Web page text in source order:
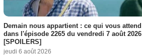
Demain nous appartient : ce qui vous attend
dans l'épisode 2265 du vendredi 7 août 2026
[SPOILERS]
jeudi 6 août 2026